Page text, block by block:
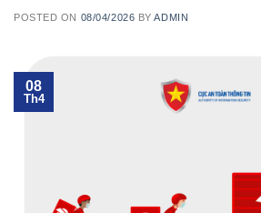
POSTED ON 08/04/2026 BYADMIN
08
Th4